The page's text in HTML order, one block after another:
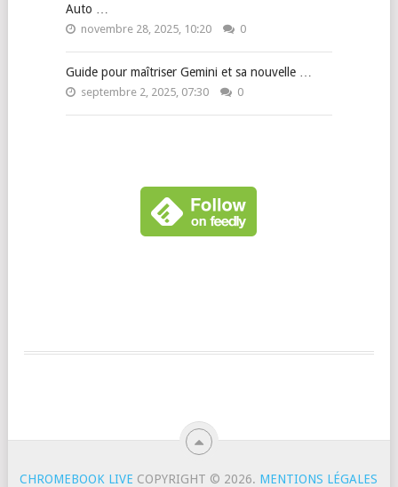
Auto …
novembre 28, 2025, 10:20 0
Guide pour maîtriser Gemini et sa nouvelle …
septembre 2, 2025, 07:30 0
CHROMEBOOK LIVE COPYRIGHT © 2026. MENTIONS LÉGALES